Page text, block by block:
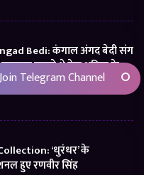
Bedi: कंगाल अंगद बेदी संग
चाहते थे नेहा धूपिया के
‘धुरंधर’ के
हुए रणवीर सिंह
Telegram Channel